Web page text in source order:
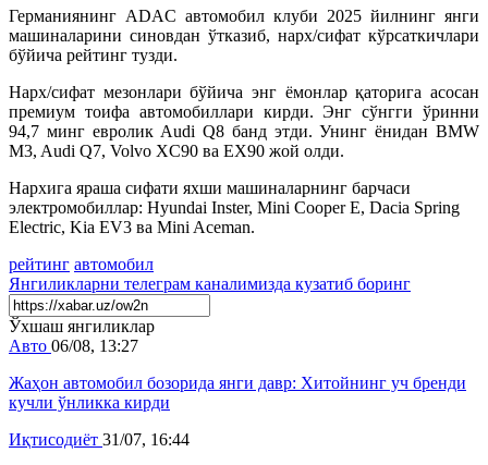
Германиянинг ADAC автомобил клуби 2025 йилнинг янги
машиналарини синовдан ўтказиб, нарх/сифат кўрсаткичлари
бўйича рейтинг тузди.
Нарх/сифат мезонлари бўйича энг ёмонларқаторига асосан
премиум тоифа автомобиллари кирди. Энг сўнгги ўринни
94,7 минг евролик Audi Q8 банд этди. Унинг ёнидан BMW
M3, Audi Q7, Volvo XC90 ва EX90 жой олди.
Нархига яраша сифати яхши машиналарнинг барчаси
электромобиллар: Hyundai Inster, Mini Cooper E, Dacia Spring
Electric, Kia EV3 ва Mini Aceman.
рейтинг автомобил
Янгиликларни телеграм каналимизда кузатиб боринг
Ўхшаш янгиликлар
Авто 06/08, 13:27
Жаҳон автомобил бозорида янги давр: Хитойнинг уч бренди
кучли ўнликка кирди
Иқтисодиёт 31/07, 16:44